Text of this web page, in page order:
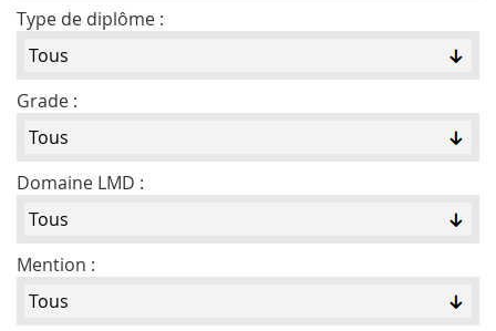
Type de diplôme :
Grade :
Domaine LMD :
Mention :